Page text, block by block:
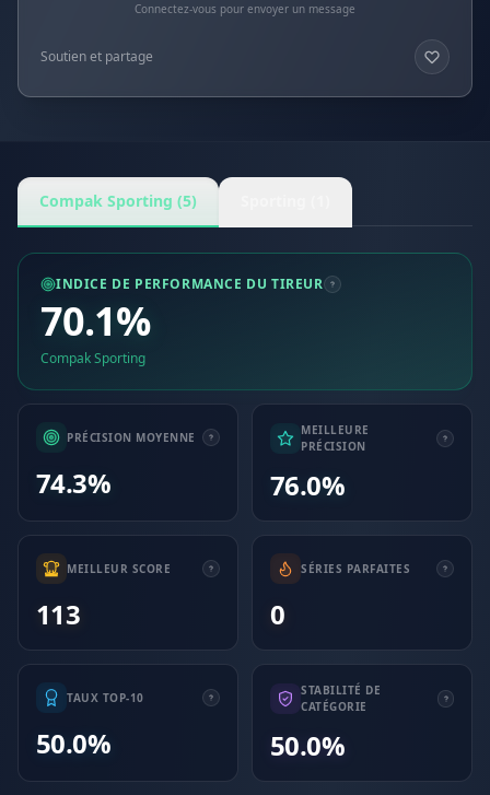
Connectez-vous pour envoyer un message
Soutien et partage
Compak Sporting (5)
INDICE DE PERFORMANCE DU TIREUR
70.1%
Compak Sporting
PRÉCISION MOYENNE
74.3%
MEILLEURE
PRÉCISION
76.0%
MEILLEUR SCORE
113
SÉRIES PARFAITES
0
TAUX TOP-10
50.0%
STABILITÉ DE
CATÉGORIE
50.0%